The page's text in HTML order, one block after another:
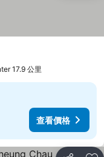
17.9 公里
查看價格